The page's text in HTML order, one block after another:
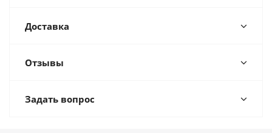
Доставка
Отзывы
Задать вопрос